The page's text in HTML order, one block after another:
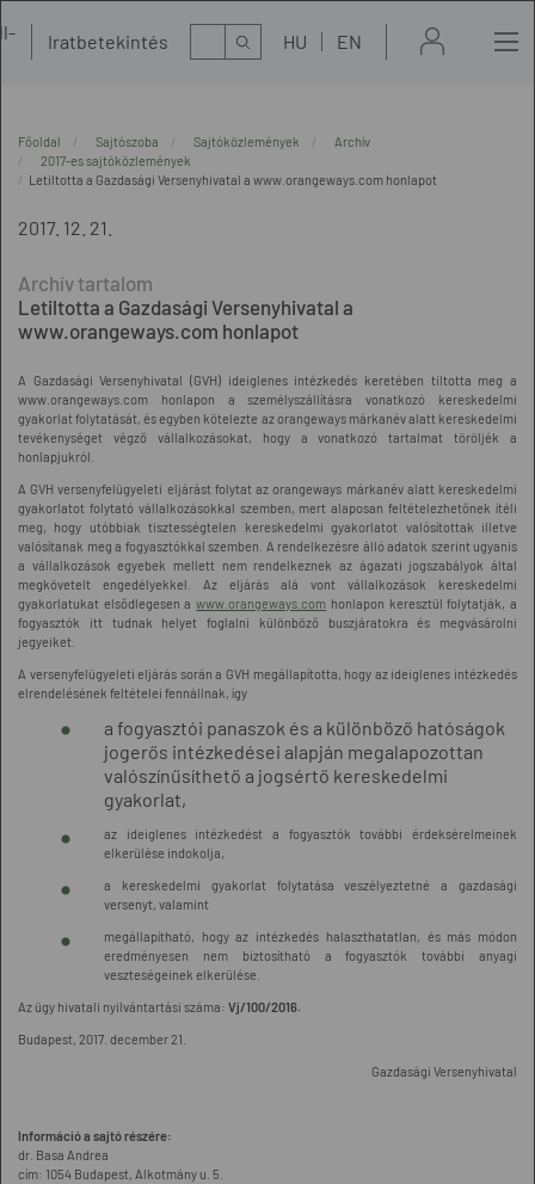
Iratbetekintés Kereső HU EN
Főoldal Sajtószoba Sajtóközlemények
Archív
2017-es sajtóközlemények
Letiltotta a Gazdasági Versenyhivatal a www.orangeways.com honlapot
2017. 12. 21.
Letiltotta a Gazdasági Versenyhivatal a
www.orangeways.com honlapot
A Gazdasági Versenyhivatal (GVH) ideiglenes intézkedés keretében tiltotta meg a
www.orangeways.com honlapon a személyszállításra vonatkozó kereskedelmi
gyakorlat folytatását, és egyben kötelezte az orangeways márkanév alatt kereskedelmi
tevékenységet végző vállalkozásokat, hogy a vonatkozó tartalmat töröljék a
honlapjukról.
A GVH versenyfelügyeleti eljárást folytat az orangeways márkanév alatt kereskedelmi
gyakorlatot folytató vállalkozásokkal szemben, mert alaposan feltételezhetőnek ítéli
meg, hogy utóbbiak tisztességtelen kereskedelmi gyakorlatot valósítottak illetve
valósítanak meg a fogyasztókkal szemben. A rendelkezésre álló adatok szerint ugyanis
a vállalkozások egyebek mellett nem rendelkeznek az ágazati jogszabályok által
megkövetelt engedélyekkel. Az eljárás alá vont vállalkozások kereskedelmi
gyakorlatukat elsődlegesen awww.orangeways.com honlapon keresztül folytatják, a
fogyasztók itt tudnak helyet foglalni különböző buszjáratokra és megvásárolni
jegyeiket.
A versenyfelügyeleti eljárás során a GVH megállapította, hogy az ideiglenes intézkedés
elrendelésének feltételei fennállnak, így
a fogyasztói panaszok és a különböző hatóságok
jogerős intézkedései alapján megalapozottan
valószínűsíthető a jogsértő kereskedelmi
gyakorlat,
az ideiglenes intézkedést a fogyasztók további érdeksérelmeinek
elkerülése indokolja,
a kereskedelmi gyakorlat folytatása veszélyeztetné a gazdasági
versenyt, valamint
megállapítható, hogy az intézkedés halaszthatatlan, és más módon
eredményesen nem biztosítható a fogyasztók további anyagi
veszteségeinek elkerülése.
Az ügy hivatali nyilvántartási száma: Vj/100/2016.
Budapest, 2017. december 21.
Gazdasági Versenyhivatal
Információ a sajtó részére:
dr. Basa Andrea
cím: 1054 Budapest, Alkotmány u. 5.